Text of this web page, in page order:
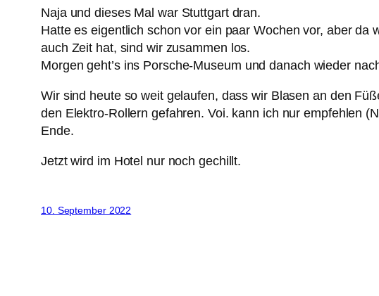
Naja und dieses Mal war Stuttgart dran.
Hatte es eigentlich schon vor ein paar Wochen vor, aber
auch Zeit hat, sind wir zusammen los.
Morgen geht’s ins Porsche-Museum und danach wieder
Wir sind heute so weit gelaufen, dass wir Blasen an den
den Elektro-Rollern gefahren. Voi. kann ich nur empfehlen
Ende.
Jetzt wird im Hotel nur noch gechillt.
10. September 2022